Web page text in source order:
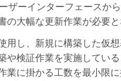
ザーインターフェースか
大幅な更新作業が必要と
用し、新規に構築した仮
や検証作業を実施してい
に掛かる工数を最小限